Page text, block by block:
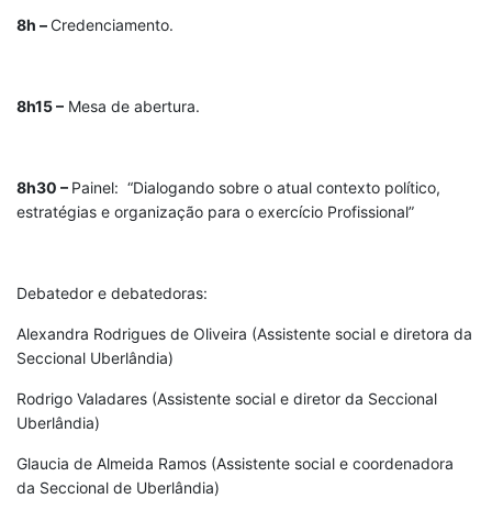
8h –Credenciamento.
8h15 – Mesa de abertura.
8h30 – Painel: “Dialogando sobre o atual contexto político,
estratégias e organização para o exercício Profissional”
Debatedor e debatedoras:
Alexandra Rodrigues de Oliveira (Assistente social e diretora da
Seccional Uberlândia)
Rodrigo Valadares (Assistente social e diretor da Seccional
Uberlândia)
Glaucia de Almeida Ramos (Assistente social e coordenadora
da Seccional de Uberlândia)